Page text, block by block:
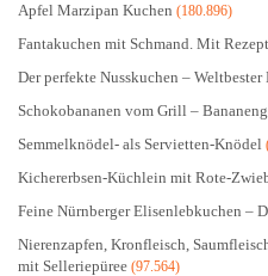
Apfel Marzipan Kuchen (180.896)
Fantakuchen mit Schmand. Mit
Der perfekte Nusskuchen – Weltbester
Schokobananen vom Grill –
Semmelknödel- als Servietten-Knödel
Kichererbsen-Küchlein mit Rote-
Feine Nürnberger Elisenlebkuchen –
Nierenzapfen, Kronfleisch,
mit Selleriepüree (97.564)